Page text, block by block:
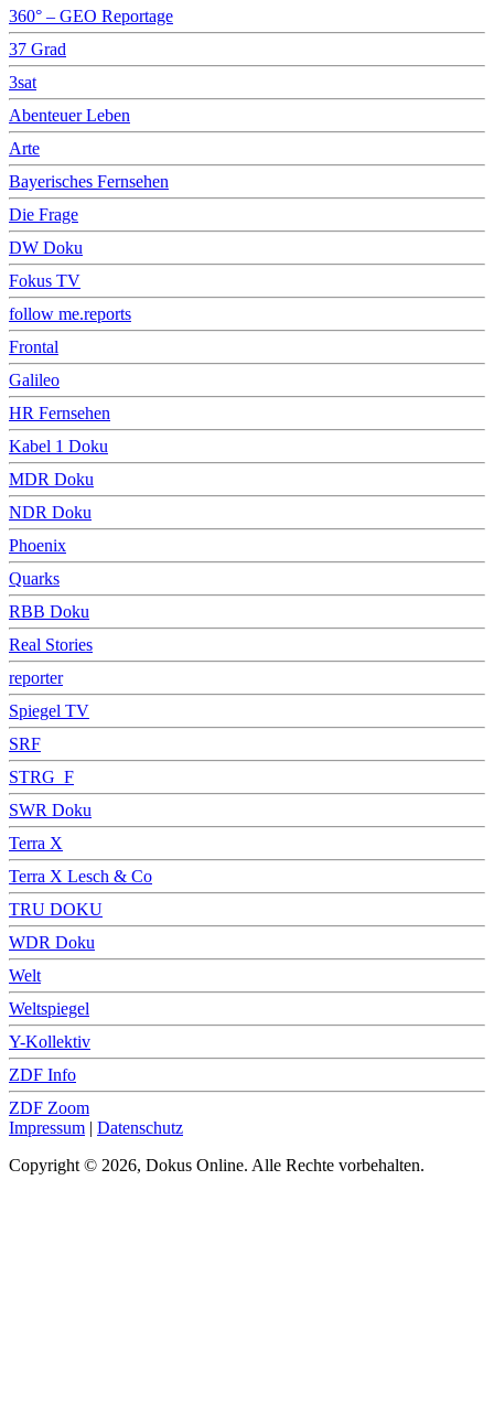
360° – GEO Reportage
37 Grad
3sat
Abenteuer Leben
Arte
Bayerisches Fernsehen
Die Frage
DW Doku
Fokus TV
follow me.reports
Frontal
Galileo
HR Fernsehen
Kabel 1 Doku
MDR Doku
NDR Doku
Phoenix
Quarks
RBB Doku
Real Stories
reporter
Spiegel TV
SRF
STRG_F
SWR Doku
Terra X
Terra X Lesch & Co
TRU DOKU
WDR Doku
Welt
Weltspiegel
Y-Kollektiv
ZDF Info
ZDF Zoom
Impressum | Datenschutz
Copyright © 2026, Dokus Online. Alle Rechte vorbehalten.